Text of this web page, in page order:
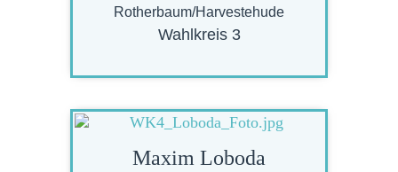
Rotherbaum/Harvestehude
Wahlkreis 3
Maxim Loboda